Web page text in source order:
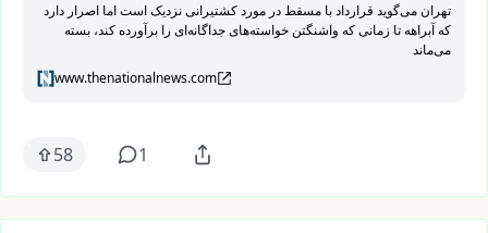
تهران می‌گوید قرارداد با مسقط در مورد کشتیرانی نزدیک است اما اصرار دارد
که آبراهه تا زمانی که واشنگتن خواسته‌های جداگانه‌ای را برآورده کند، بسته
می‌ماند
www.thenationalnews.com
58 1